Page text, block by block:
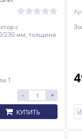
с
230 мм, толщина
за 1
- +
КУПИТЬ